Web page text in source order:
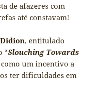
de afazeres com
até constavam!
, entitulado
“Slouching Towards
um incentivo a
ter dificuldades em